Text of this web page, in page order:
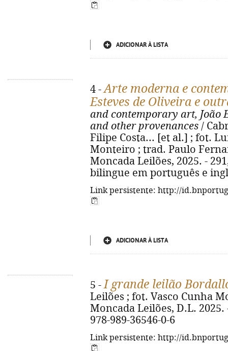
ADICIONAR À LISTA
4 -Arte moderna e
Esteves de Oliveira e
and contemporary art, João
and other provenances /
Filipe Costa... [et al.] ; fot.
Monteiro ; trad. Paulo
Moncada Leilões, 2025. -
bilingue em português e
Link persistente: http://
ADICIONAR À LISTA
5 -I grande leilão
Leilões ; fot. Vasco Cunha
Moncada Leilões, D.L. 2025.
978-989-36546-0-6
Link persistente: http://